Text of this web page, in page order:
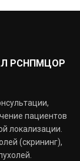
РСНПМЦОР
пациентов
локализации.
(скрининг),